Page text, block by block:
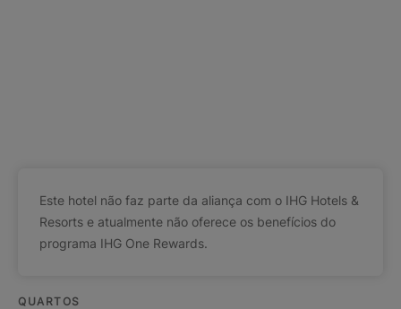
Este hotel não faz parte da aliança com o IHG Hotels &
Resorts e atualmente não oferece os benefícios do
programa IHG One Rewards.
QUARTOS